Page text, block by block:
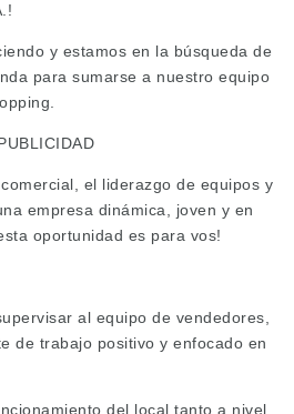
y estamos en la búsqueda de
para sumarse a nuestro equipo
el liderazgo de equipos y
empresa dinámica, joven y en
oportunidad es para vos!
al equipo de vendedores,
de trabajo positivo y enfocado en
del local tanto a nivel